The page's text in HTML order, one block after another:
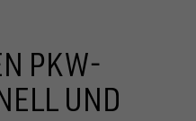
PKW-
UND